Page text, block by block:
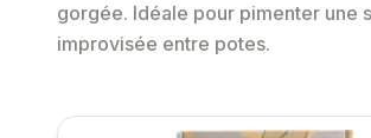
gorgée. Idéale pour pimenter une
improvisée entre potes.